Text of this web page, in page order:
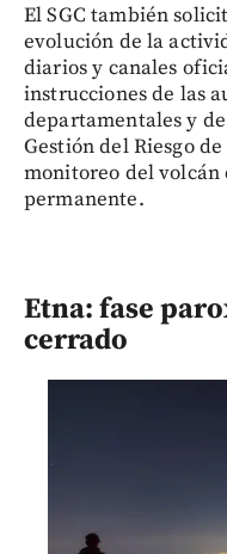
El SGC también
evolución de la
diarios y canales
instrucciones de las
departamentales y
Gestión del Riesgo
monitoreo del
permanente.
Etna: fase
cerrado